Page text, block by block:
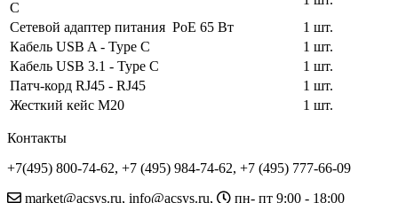
C
Сетевой адаптер питания PoE 65 Вт
1 шт.
Кабель USB A - Type C
1 шт.
Кабель USB 3.1 - Type C
1 шт.
Патч-корд RJ45 - RJ45
1 шт.
Жесткий кейс М20
1 шт.
Контакты
+7(495) 800-74-62, +7 (495) 984-74-62, +7 (495) 777-66-09
market@acsys.ru, info@acsys.ru,
пн- пт 9:00 - 18:00